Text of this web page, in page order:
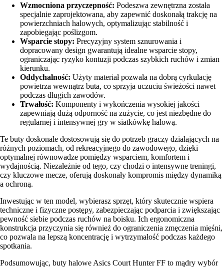
Wzmocniona przyczepność: Podeszwa zewnętrzna została
specjalnie zaprojektowana, aby zapewnić doskonałą trakcję na
powierzchniach halowych, optymalizując stabilność i
zapobiegając poślizgom.
Wsparcie stopy: Precyzyjny system sznurowania i
dopracowany design gwarantują idealne wsparcie stopy,
ograniczając ryzyko kontuzji podczas szybkich ruchów i zmian
kierunku.
Oddychalność: Użyty materiał pozwala na dobrą cyrkulację
powietrza wewnątrz buta, co sprzyja uczuciu świeżości nawet
podczas długich zawodów.
Trwałość: Komponenty i wykończenia wysokiej jakości
zapewniają dużą odporność na zużycie, co jest niezbędne do
regularnej i intensywnej gry w siatkówkę halową.
Te buty doskonale dostosowują się do potrzeb graczy działających na
różnych poziomach, od rekreacyjnego do zawodowego, dzięki
optymalnej równowadze pomiędzy wsparciem, komfortem i
wydajnością. Niezależnie od tego, czy chodzi o intensywne treningi,
czy kluczowe mecze, oferują doskonały kompromis między dynamiką
a ochroną.
Inwestując w ten model, wybierasz sprzęt, który skutecznie wspiera
techniczne i fizyczne postępy, zabezpieczając podparcia i zwiększając
pewność siebie podczas ruchów na boisku. Ich ergonomiczna
konstrukcja przyczynia się również do ograniczenia zmęczenia mięśni,
co pozwala na lepszą koncentrację i wytrzymałość podczas każdego
spotkania.
Podsumowując, buty halowe Asics Court Hunter FF to mądry wybór